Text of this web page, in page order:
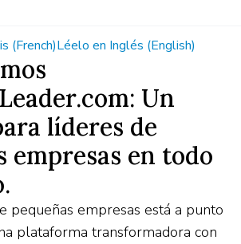
(French)Léelo en Inglés (English)
Un
líderes de
empresas en todo
pequeñas empresas está a punto
plataforma transformadora con